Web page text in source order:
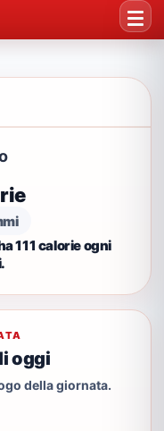
111 calorie ogni
oggi
della giornata.